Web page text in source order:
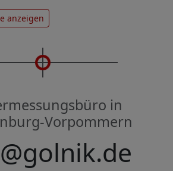
anzeigen
in
Vorpommern